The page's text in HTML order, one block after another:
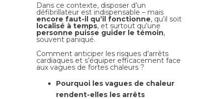
Dans ce contexte, disposer d’un
défibrillateur est indispensable – mais
encore faut-il qu’il fonctionne, qu’il soit
localisé à temps, et surtout qu’une
personne puisse guider le témoin,
souvent paniqué.
Comment anticiper les risques d’arrêts
cardiaques et s’équiper efficacement face
aux vagues de fortes chaleurs ?
Pourquoi les vagues de chaleur
rendent-elles les arrêts